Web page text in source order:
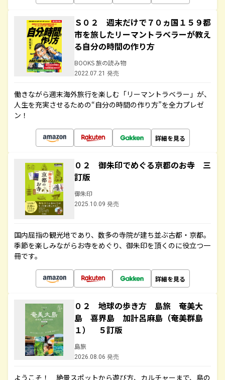
Ｓ０２ 週末だけで７０ヵ国１５９都
市を旅したリーマントラベラーが教え
る自分の時間の作り方
BOOKS 旅の読み物
2022.07.21 発売
働きながら週末海外旅行を楽しむ「リーマントラベラー」が、
人生を充実させるための“自分の時間の作り方”を全力プレゼ
ン！
詳細を見る
０２ 御朱印でめぐる京都のお寺 三
訂版
御朱印
2025.10.09 発売
国内屈指の観光地であり、数多の寺院が建ち並ぶ古都・京都。
季節を楽しみながらお寺をめぐり、御朱印を頂くのに役立つ一
冊です。
詳細を見る
０２ 地球の歩き方 島旅 奄美大
島 喜界島 加計呂麻島（奄美群島
１） ５訂版
島旅
2026.08.06 発売
ようこそ！ 絶景スポットから遊び方、カルチャーまで、島の